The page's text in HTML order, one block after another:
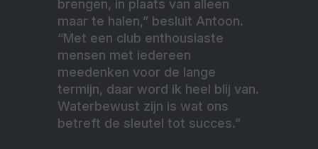
brengen, in plaats van alleen
maar te halen,” besluit Antoon.
“Met een club enthousiaste
mensen met iedereen
meedenken voor de lange
termijn, daar word ik heel blij van.
Waterbewust zijn is wat ons
betreft de sleutel tot succes.”